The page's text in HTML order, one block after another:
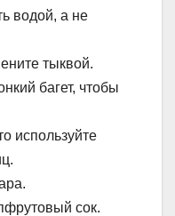
водой, а не
тыквой.
багет, чтобы
используйте
сок.